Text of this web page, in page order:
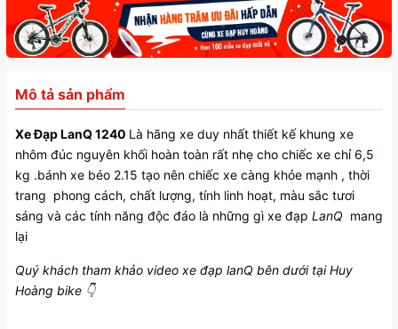
Mô tả sản phẩm
Xe Đạp LanQ 1240 Là hãng xe duy nhất thiết kế khung xe
nhôm đúc nguyên khối hoàn toàn rất nhẹ cho chiếc xe chỉ 6,5
kg .bánh xe béo 2.15 tạo nên chiếc xe càng khỏe mạnh , thời
trang phong cách, chất lượng, tính linh hoạt, màu sắc tươi
sáng và các tính năng độc đáo là những gì xe đạp LanQ mang
lại
Quý khách tham khảo video xe đạp lanQ bên dưới tại Huy
Hoàng bike 👇